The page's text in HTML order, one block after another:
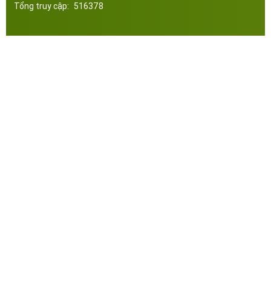
Tổng truy cập: 516378